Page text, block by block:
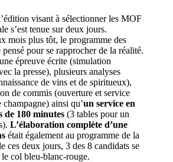
visant à sélectionner les MOF
s’est tenue sur deux jours.
mois plus tôt, le programme des
pensé pour se rapprocher de la réalité.
épreuve écrite (simulation
la presse), plusieurs analyses
de vins et de spiritueux),
de commis (ouverture et service
ainsi qu’un service en
de 180 minutes (3 tables pour un
L’élaboration complète d’une
était également au programme de la
ces deux jours, 3 des 8 candidats se
col bleu-blanc-rouge.